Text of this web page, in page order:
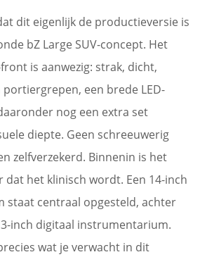
dit eigenlijk de productieversie is
bZ Large SUV-concept. Het
is aanwezig: strak, dicht,
een brede LED-
nog een extra set
diepte. Geen schreeuwerig
zelfverzekerd. Binnenin is het
dat het klinisch wordt. Een 14-inch
staat centraal opgesteld, achter
inch digitaal instrumentarium.
wat je verwacht in dit